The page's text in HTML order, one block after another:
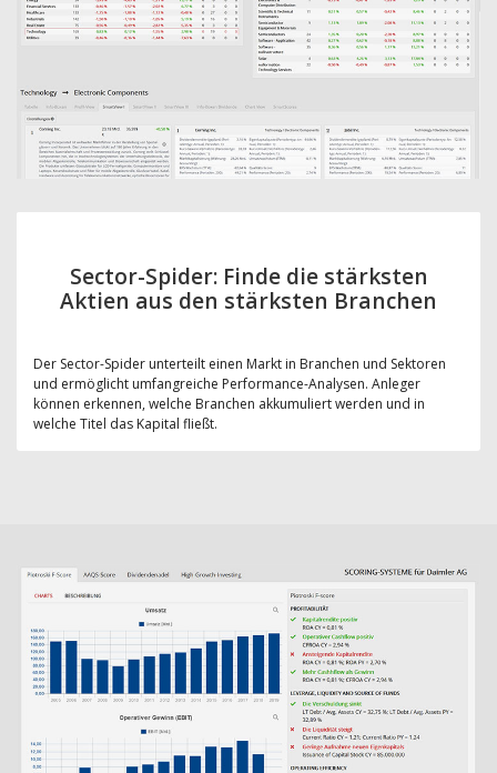
Sector-Spider: Finde die stärksten
Aktien aus den stärksten Branchen
Der Sector-Spider unterteilt einen Markt in Branchen und Sektoren
und ermöglicht umfangreiche Performance-Analysen. Anleger
können erkennen, welche Branchen akkumuliert werden und in
welche Titel das Kapital fließt.